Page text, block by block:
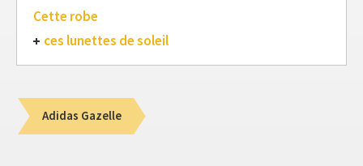
Cette robe
ces lunettes de soleil
Adidas Gazelle